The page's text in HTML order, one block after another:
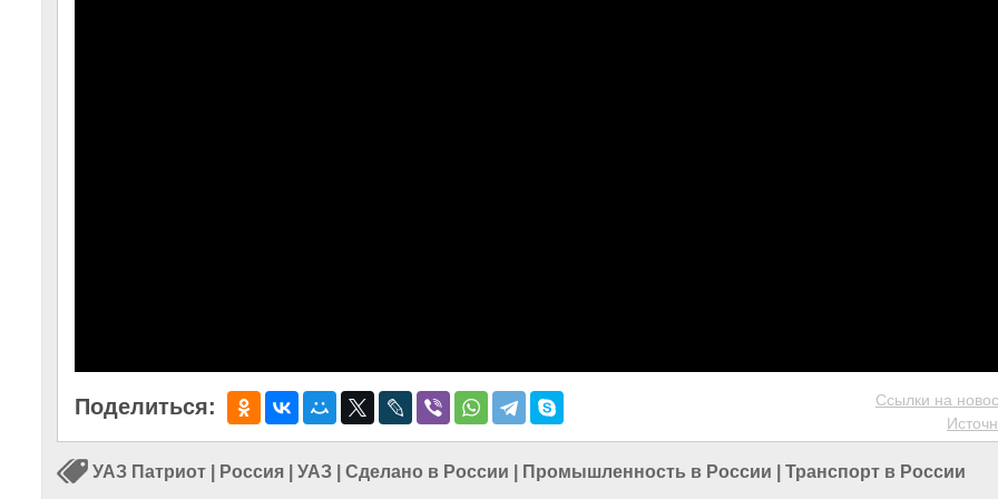
Поделиться:
Ссылки на
УАЗ Патриот Россия УАЗ Сделано в России Промышленность в России Транспорт в России